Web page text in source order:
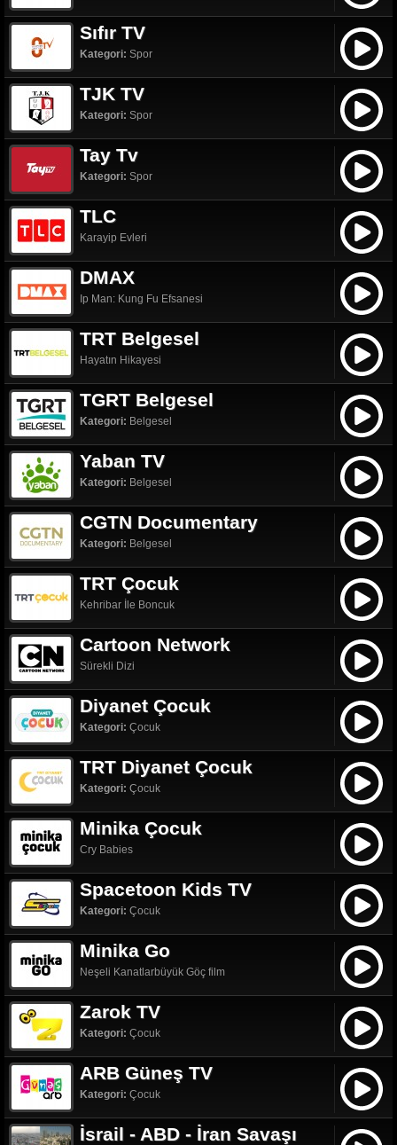
Sıfır TV
Kategori: Spor
TJK TV
Kategori: Spor
Tay Tv
Kategori: Spor
TLC
Karayip Evleri
DMAX
Ip Man: Kung Fu Efsanesi
TRT Belgesel
Hayatın Hikayesi
TGRT Belgesel
Kategori: Belgesel
Yaban TV
Kategori: Belgesel
CGTN Documentary
Kategori: Belgesel
TRT Çocuk
Kehribar İle Boncuk
Cartoon Network
Sürekli Dizi
Diyanet Çocuk
Kategori: Çocuk
TRT Diyanet Çocuk
Kategori: Çocuk
Minika Çocuk
Cry Babies
Spacetoon Kids TV
Kategori: Çocuk
Minika Go
Neşeli Kanatlarbüyük Göç film
Zarok TV
Kategori: Çocuk
ARB Güneş TV
Kategori: Çocuk
İsrail - ABD - İran Savaşı